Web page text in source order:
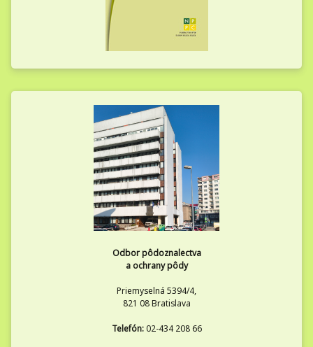
Odbor pôdoznalectva
a ochrany pôdy
Priemyselná 5394/4,
821 08 Bratislava
Telefón:02-434 208 66